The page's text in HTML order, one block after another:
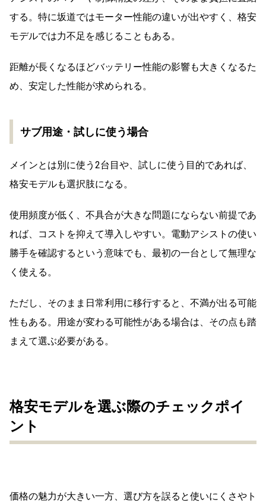
する。特に坂道ではモーター性能の違いが出やすく、格安
モデルでは力不足を感じることもある。
距離が長くなるほどバッテリー性能の影響も大きくなるた
め、安定した性能が求められる。
サブ用途・試しに使う場合
メインとは別に使う2台目や、試しに使う目的であれば、
格安モデルも選択肢になる。
使用頻度が低く、不具合が大きな問題にならない前提であ
れば、コストを抑えて導入しやすい。電動アシストの使い
勝手を確認するという意味でも、最初の一台として無理な
く使える。
ただし、そのまま日常利用に移行すると、不満が出る可能
性もある。用途が変わる可能性がある場合は、その点も踏
まえて選ぶ必要がある。
格安モデルを選ぶ際のチェックポイ
ント
価格の魅力が大きい一方、選び方を誤ると使いにくさやト